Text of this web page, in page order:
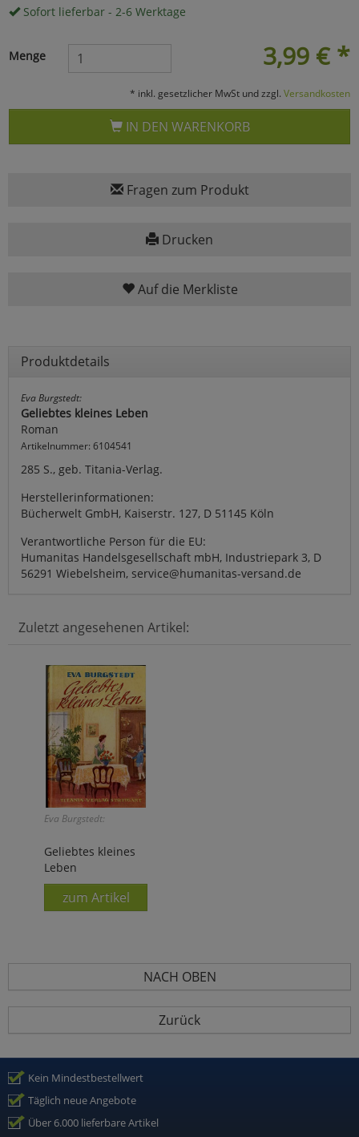
Sofort lieferbar - 2-6 Werktage
3,99 € *
Menge
* inkl. gesetzlicher MwSt und zzgl. Versandkosten
IN DEN WARENKORB
Fragen zum Produkt
Drucken
Auf die Merkliste
Produktdetails
Eva Burgstedt:
Geliebtes kleines Leben
Roman
Artikelnummer: 6104541
285 S., geb. Titania-Verlag.
Herstellerinformationen:
Bücherwelt GmbH, Kaiserstr. 127, D 51145 Köln
Verantwortliche Person für die EU:
Humanitas Handelsgesellschaft mbH, Industriepark 3, D
56291 Wiebelsheim, service@humanitas-versand.de
Zuletzt angesehenen Artikel:
Eva Burgstedt:
Geliebtes kleines
Leben
zum Artikel
NACH OBEN
Zurück
Kein Mindestbestellwert
Täglich neue Angebote
Über 6.000 lieferbare Artikel
Umfragetools
Cookies
Alle Akzeptieren